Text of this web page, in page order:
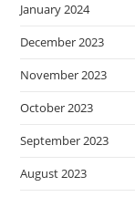
January 2024
December 2023
November 2023
October 2023
September 2023
August 2023